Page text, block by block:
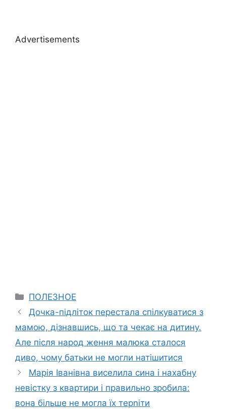
Advertisements
Categories
ПОЛЕЗНОЕ
Дочка-підліток перестала спілкуватися з
мамою, дізнавшись, що та чекає на дитину.
Але після народ ження малюка сталося
диво, чому батьки не могли натішитися
Марія Іванівна виселила сина і наxабну
невістку з квартири і правильно зробила:
вона більше не могла їх терnіти